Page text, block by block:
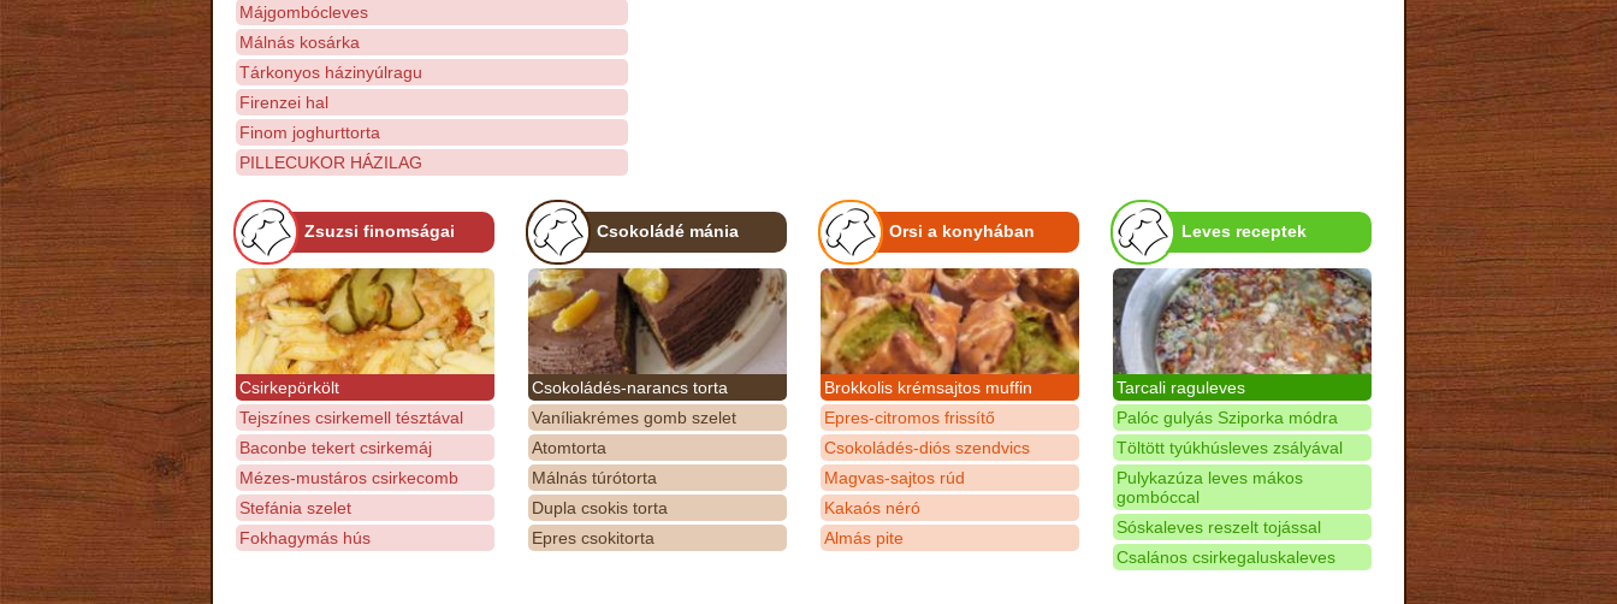
Májgombócleves
Málnás kosárka
Tárkonyos házinyúlragu
Firenzei hal
Finom joghurttorta
PILLECUKOR HÁZILAG
Zsuzsi finomságai
Csirkepörkölt
Tejszínes csirkemell tésztával
Baconbe tekert csirkemáj
Mézes-mustáros csirkecomb
Stefánia szelet
Fokhagymás hús
Csokoládé mánia
Csokoládés-narancs torta
Vaníliakrémes gomb szelet
Atomtorta
Málnás túrótorta
Dupla csokis torta
Epres csokitorta
Orsi a konyhában
Brokkolis krémsajtos muffin
Epres-citromos frissítő
Csokoládés-diós szendvics
Magvas-sajtos rúd
Kakaós néró
Almás pite
Leves receptek
Tarcali raguleves
Palóc gulyás Sziporka módra
Töltött tyúkhúsleves zsályával
Pulykazúza leves mákos
gombóccal
Sóskaleves reszelt tojással
Csalános csirkegaluskaleves